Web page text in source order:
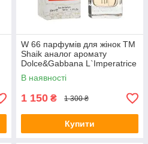
W 66 парфумів для жінок ТМ
Shaik аналог аромату
Dolce&Gabbana L`Imperatrice
3 50 ml
В наявності
1 150 ₴ 1 300 ₴
Купити